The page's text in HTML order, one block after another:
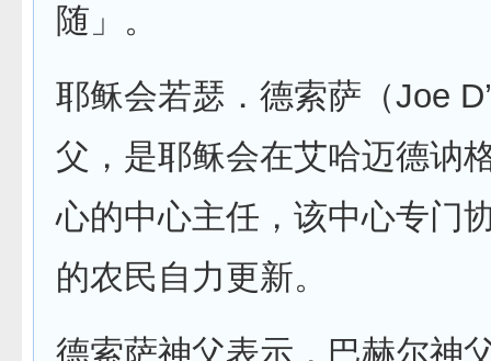
随」。
耶稣会若瑟．德索萨（Joe
父，是耶稣会在艾哈迈德讷
心的中心主任，该中心专门
的农民自力更新。
德索萨神父表示，巴赫尔神